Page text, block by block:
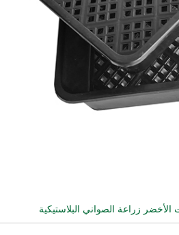
زراعة الصواني البلاستيكية